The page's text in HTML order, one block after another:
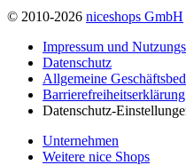
© 2010-2026 niceshops GmbH
Impressum und
Datenschutz
Allgemeine
Barrierefreiheitserklärung
Datenschutz-
Unternehmen
Weitere nice Shops